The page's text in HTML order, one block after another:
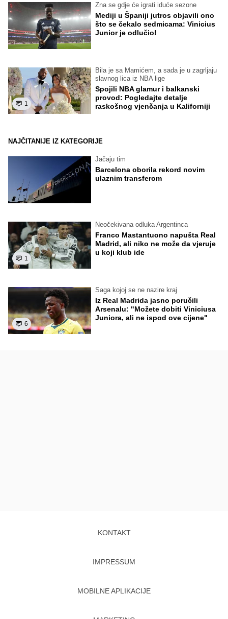
Zna se gdje će igrati iduće sezone
Mediji u Španiji jutros objavili ono
što se čekalo sedmicama: Vinicius
Junior je odlučio!
1
Bila je sa Mamićem, a sada je u zagrljaju
slavnog lica iz NBA lige
Spojili NBA glamur i balkanski
provod: Pogledajte detalje
raskošnog vjenčanja u Kaliforniji
NAJČITANIJE IZ KATEGORIJE
Jačaju tim
Barcelona oborila rekord novim
ulaznim transferom
1
Neočekivana odluka Argentinca
Franco Mastantuono napušta Real
Madrid, ali niko ne može da vjeruje
u koji klub ide
6
Saga kojoj se ne nazire kraj
Iz Real Madrida jasno poručili
Arsenalu: "Možete dobiti Viniciusa
Juniora, ali ne ispod ove cijene"
KONTAKT
IMPRESSUM
MOBILNE APLIKACIJE